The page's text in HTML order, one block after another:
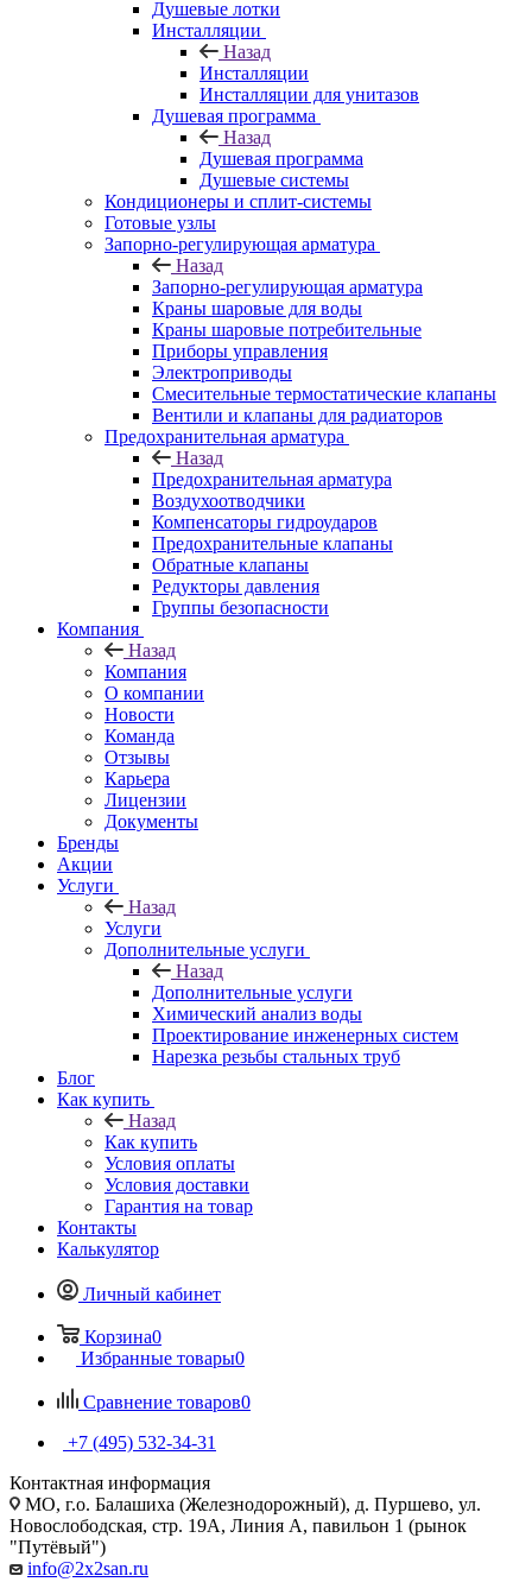
Душевые лотки
Инсталляции
Назад
Инсталляции
Инсталляции для унитазов
Душевая программа
Назад
Душевая программа
Душевые системы
Кондиционеры и сплит-системы
Готовые узлы
Запорно-регулирующая арматура
Назад
Запорно-регулирующая арматура
Краны шаровые для воды
Краны шаровые потребительные
Приборы управления
Электроприводы
Смесительные термостатические клапаны
Вентили и клапаны для радиаторов
Предохранительная арматура
Назад
Предохранительная арматура
Воздухоотводчики
Компенсаторы гидроударов
Предохранительные клапаны
Обратные клапаны
Редукторы давления
Группы безопасности
Компания
Назад
Компания
О компании
Новости
Команда
Отзывы
Карьера
Лицензии
Документы
Бренды
Акции
Услуги
Назад
Услуги
Дополнительные услуги
Назад
Дополнительные услуги
Химический анализ воды
Проектирование инженерных систем
Нарезка резьбы стальных труб
Блог
Как купить
Назад
Как купить
Условия оплаты
Условия доставки
Гарантия на товар
Контакты
Калькулятор
Личный кабинет
Корзина0
Избранные товары0
Сравнение товаров0
+7 (495) 532‑34‑31
Контактная информация
МО, г.о. Балашиха (Железнодорожный), д. Пуршево, ул.
Новослободская, стр. 19А, Линия А, павильон 1 (рынок
"Путёвый")
info@2x2san.ru